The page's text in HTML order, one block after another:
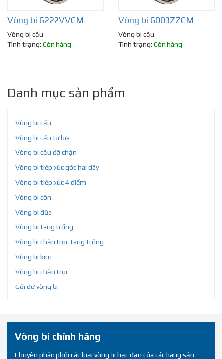
Vòng bi 6222VVCM
Vòng bi cầu
Tình trạng: Còn hàng
Vòng bi 6003ZZCM
Vòng bi cầu
Tình trạng: Còn hàng
Danh mục sản phẩm
Vòng bi cầu
Vòng bi cầu tự lựa
Vòng bi cầu đỡ chặn
Vòng bi tiếp xúc góc hai dãy
Vòng bi tiếp xúc 4 điểm
Vòng bi côn
Vòng bi đũa
Vòng bi tang trống
Vòng bi chặn trục tang trống
Vòng bi kim
Vòng bi chặn trục
Gối đỡ vòng bi
Vòng bi chính hãng
Chuyên phân phối các loại vòng bi bạc đạn của các hãng sản